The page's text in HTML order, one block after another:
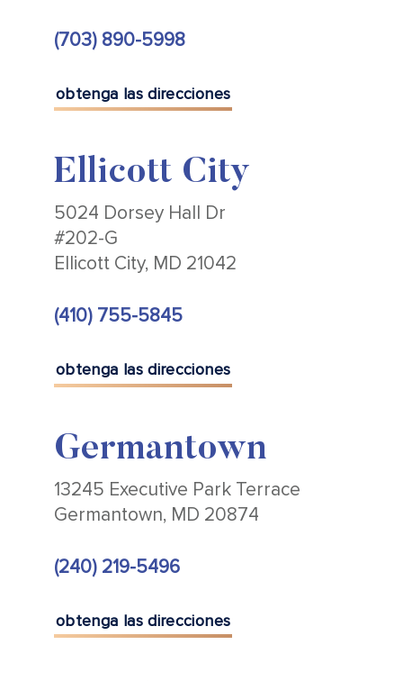
(703) 890-5998
obtenga las direcciones
Ellicott City
5024 Dorsey Hall Dr
#202-G
Ellicott City, MD 21042
(410) 755-5845
obtenga las direcciones
Germantown
13245 Executive Park Terrace
Germantown, MD 20874
(240) 219-5496
obtenga las direcciones